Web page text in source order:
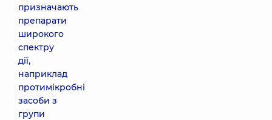
призначають
препарати
широкого
спектру
дії,
наприклад
протимікробні
засоби з
групи